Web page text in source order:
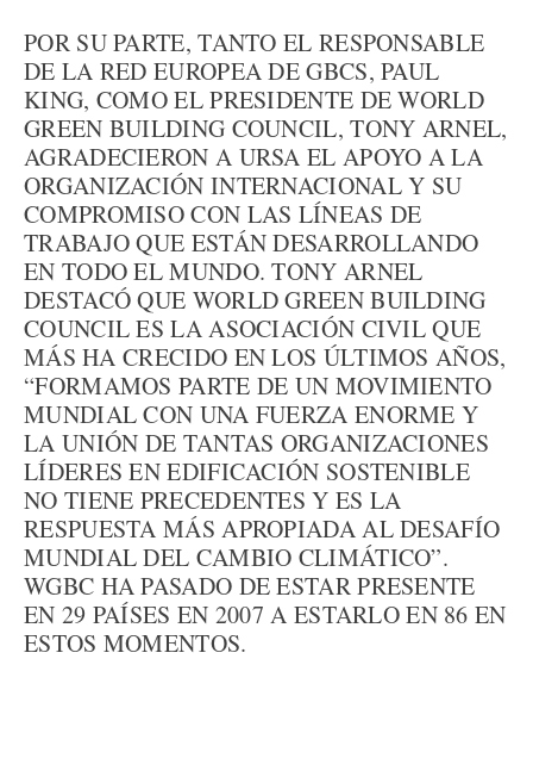
POR SU PARTE, TANTO EL RESPONSABLE
DE LA RED EUROPEA DE GBCS, PAUL
KING, COMO EL PRESIDENTE DE WORLD
GREEN BUILDING COUNCIL, TONY ARNEL,
AGRADECIERON A URSA EL APOYO A LA
ORGANIZACIÓN INTERNACIONAL Y SU
COMPROMISO CON LAS LÍNEAS DE
TRABAJO QUE ESTÁN DESARROLLANDO
EN TODO EL MUNDO. TONY ARNEL
DESTACÓ QUE WORLD GREEN BUILDING
COUNCIL ES LA ASOCIACIÓN CIVIL QUE
MÁS HA CRECIDO EN LOS ÚLTIMOS AÑOS,
“FORMAMOS PARTE DE UN MOVIMIENTO
MUNDIAL CON UNA FUERZA ENORME Y
LA UNIÓN DE TANTAS ORGANIZACIONES
LÍDERES EN EDIFICACIÓN SOSTENIBLE
NO TIENE PRECEDENTES Y ES LA
RESPUESTA MÁS APROPIADA AL DESAFÍO
MUNDIAL DEL CAMBIO CLIMÁTICO”.
WGBC HA PASADO DE ESTAR PRESENTE
EN 29 PAÍSES EN 2007 A ESTARLO EN 86 EN
ESTOS MOMENTOS.